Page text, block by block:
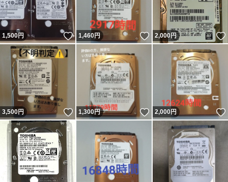
1,500円 いいね！
1,460円 いいね！
2,000円
3,500円 いいね！
1,300円 いいね！
2,000円